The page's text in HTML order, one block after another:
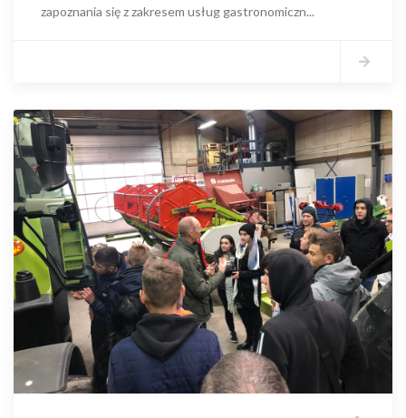
zapoznania się z zakresem usług gastronomiczn...